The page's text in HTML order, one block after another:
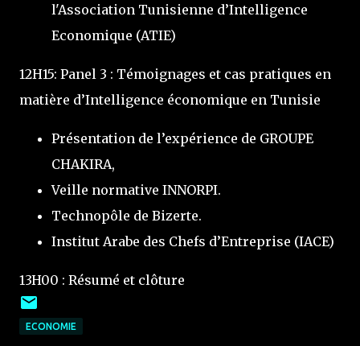
l'Association Tunisienne d’Intelligence
Economique (ATIE)
12H15: Panel 3 : Témoignages et cas pratiques en
matière d’Intelligence économique en Tunisie
Présentation de l’expérience de GROUPE
CHAKIRA,
Veille normative INNORPI.
Technopôle de Bizerte.
Institut Arabe des Chefs d’Entreprise (IACE)
13H00 : Résumé et clôture
ECONOMIE